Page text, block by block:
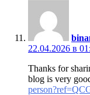
22.04.2026 в
Thanks for
blog is very